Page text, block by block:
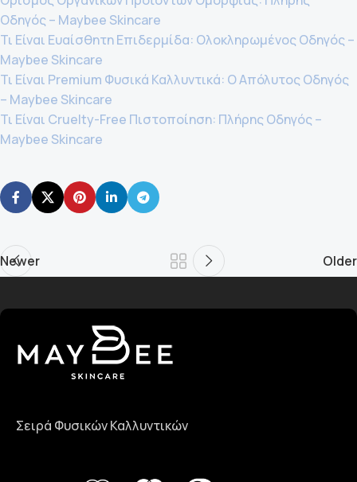
Οδηγός – Maybee Skincare
Τι Είναι Ευαίσθητη Επιδερμίδα: Ολοκληρωμένος Οδηγός –
Maybee Skincare
Τι Είναι Premium Φυσικά Καλλυντικά: Ο Απόλυτος Οδηγός
– Maybee Skincare
Τι Είναι Cruelty-Free Πιστοποίηση: Πλήρης Οδηγός –
Maybee Skincare
Newer Older
Σειρά Φυσικών Καλλυντικών